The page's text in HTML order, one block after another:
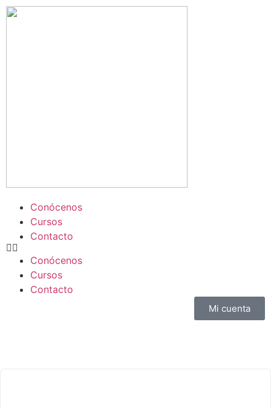
Conócenos
Cursos
Contacto
Conócenos
Cursos
Contacto
Mi cuenta